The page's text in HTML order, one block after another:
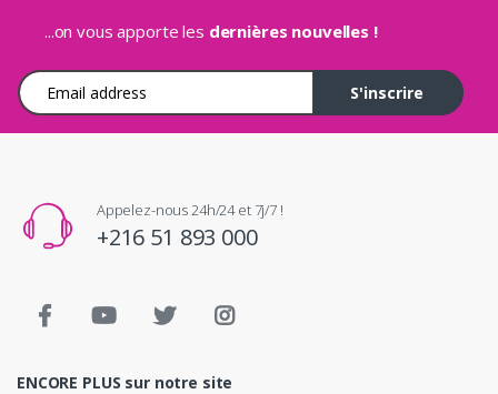
...on vous apporte les dernières nouvelles !
Adresse e-mail
S'inscrire
Appelez-nous 24h/24 et 7j/7 !
+216 51 893 000
ENCORE PLUS sur notre site